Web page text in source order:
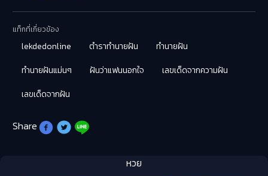
แท็กที่เกี่ยวข้อง
lekdedonline ตำราทำนายฝัน
ทำนายฝัน
ทำนายฝันแม่นๆ
ฝันว่าแฟนนอกใจ
เลขเด็ดจากความฝัน
เลขเด็ดจากฝัน
Share
หวย